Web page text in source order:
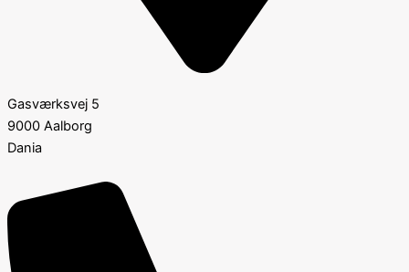
Gasværksvej 5
9000 Aalborg
Dania